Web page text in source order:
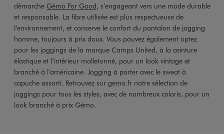
démarche Gémo For Good, s’engageant vers une mode durable
et responsable. La fibre utilisée est plus respectueuse de
l’environnement, et conserve le confort du pantalon de jogging
homme, toujours à prix doux. Vous pouvez également optez
pour les joggings de la marque Camps United, à la ceinture
élastique et l’intérieur molletonné, pour un look vintage et
branché à l’américaine. Jogging à porter avec le sweat à
capuche assorti. Retrouvez sur gemo.fr notre sélection de
joggings pour tous les styles, avec de nombreux coloris, pour un
look branché à prix Gémo.